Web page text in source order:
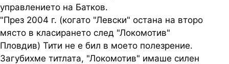
управлението на Батков.
"През 2004 г. (когато "Левски" остана на второ
място в класирането след "Локомотив"
Пловдив) Тити не е бил в моето полезрение.
Загубихме титлата, "Локомотив" имаше силен